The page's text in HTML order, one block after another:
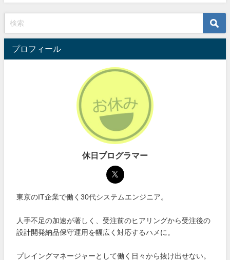
プロフィール
休日プログラマー
東京のIT企業で働く30代システムエンジニア。
人手不足の加速が著しく、受注前のヒアリングから受注後の
設計開発納品保守運用を幅広く対応するハメに。
プレイングマネージャーとして働く日々から抜け出せない。